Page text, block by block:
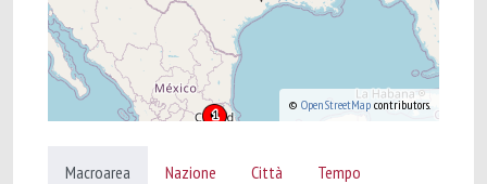
© OpenStreetMap contributors.
Macroarea Nazione Città Tempo